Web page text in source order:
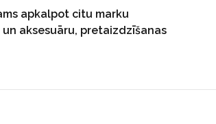
apkalpot citu marku
aksesuāru, pretaizdzīšanas